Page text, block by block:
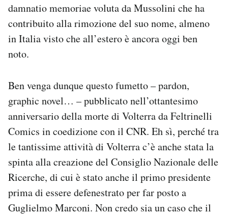
Newsletter
Notifiche mobile
Esci
damnatio memoriae voluta da Mussolini che ha
contribuito alla rimozione del suo nome, almeno
in Italia visto che all’estero è ancora oggi ben
noto.
Ben venga dunque questo fumetto – pardon,
graphic novel… – pubblicato nell’ottantesimo
anniversario della morte di Volterra da Feltrinelli
Comics in coedizione con il CNR. Eh sì, perché tra
le tantissime attività di Volterra c’è anche stata la
spinta alla creazione del Consiglio Nazionale delle
Ricerche, di cui è stato anche il primo presidente
prima di essere defenestrato per far posto a
Guglielmo Marconi. Non credo sia un caso che il